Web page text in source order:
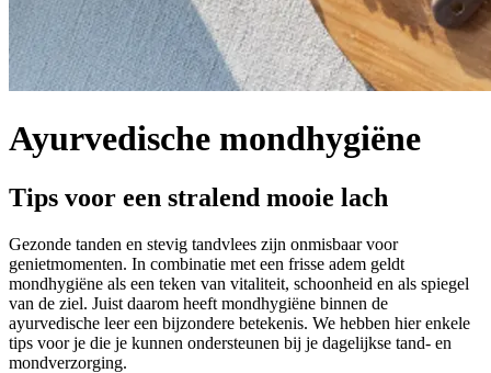
Ayurvedische mondhygiëne
Tips voor een stralend mooie lach
Gezonde tanden en stevig tandvlees zijn onmisbaar voor
genietmomenten. In combinatie met een frisse adem geldt
mondhygiëne als een teken van vitaliteit, schoonheid en als spiegel
van de ziel. Juist daarom heeft mondhygiëne binnen de
ayurvedische leer een bijzondere betekenis. We hebben hier enkele
tips voor je die je kunnen ondersteunen bij je dagelijkse tand- en
mondverzorging.